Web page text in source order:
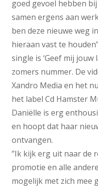
goed gevoel hebben
samen ergens aan
ben deze nieuwe weg
hieraan vast te
single is ‘Geef mij jouw
zomers nummer. De
Xandro Media en het
het label Cd Hamster
Daniëlle is erg
en hoopt dat haar
ontvangen.
‘’Ik kijk erg uit naar de
promotie en alle
mogelijk met zich mee